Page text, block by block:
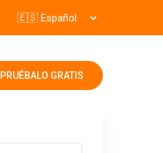
PRUÉBALO GRATIS